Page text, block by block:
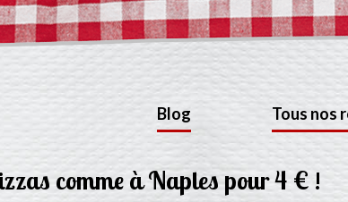
Blog Tous nos
comme à Naples pour 4 € !